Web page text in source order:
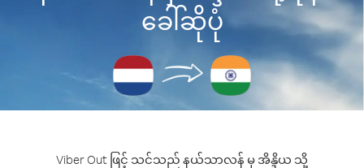
ခေါ်ဆိုပုံ
Viber Out ဖြင့် သင်သည် နယ်သာလန် မှ အိန္ဒိယ သို့